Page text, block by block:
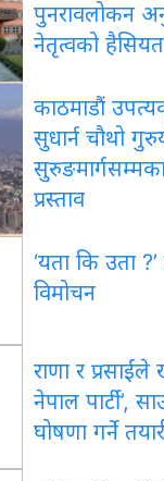
पुनरावलोकन
नेतृत्वको
काठमाडौं
सुधार्न चौथो
प्रस्ताव
‘यताकि उता
विमोचन
राणार प्रसाईंले
नेपाल पार्टी’,
घोषणा गर्ने